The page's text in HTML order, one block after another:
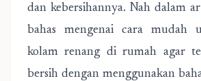
dan kebersihannya. Nah dalam
bahas mengenai cara mudah
kolam renang di rumah agar
bersih dengan menggunakan